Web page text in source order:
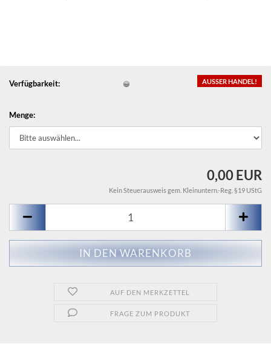
AUSSER HANDEL!
Verfügbarkeit:
Menge:
0,00 EUR
Kein Steuerausweis gem. Kleinuntern.-Reg. §19 UStG
AUF DEN MERKZETTEL
FRAGE ZUM PRODUKT